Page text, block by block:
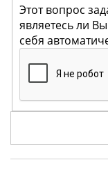
Этот вопрос
являетесь ли
себя